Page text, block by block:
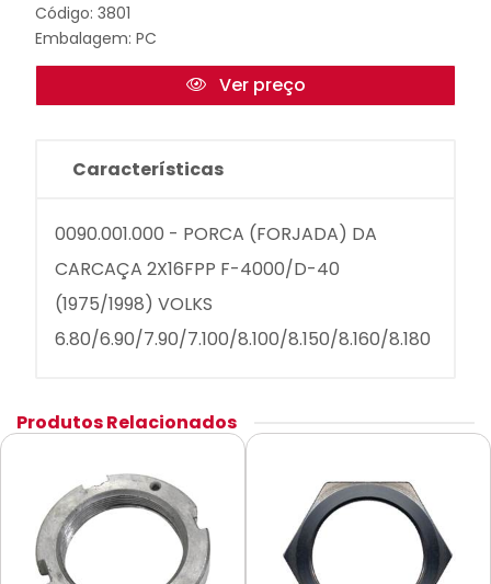
Código: 3801
Embalagem: PC
Ver preço
Características
0090.001.000 - PORCA (FORJADA) DA
CARCAÇA 2X16FPP F-4000/D-40
(1975/1998) VOLKS
6.80/6.90/7.90/7.100/8.100/8.150/8.160/8.180
Produtos Relacionados